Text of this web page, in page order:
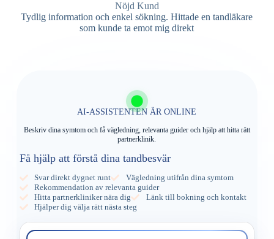
Nöjd Kund
Tydlig information och enkel sökning. Hittade en tandläkare
som kunde ta emot mig direkt
AI-ASSISTENTEN ÄR ONLINE
Beskriv dina symtom och få vägledning, relevanta guider och hjälp att hitta rätt
partnerklinik.
Få hjälp att förstå dina tandbesvär
Svar direkt dygnet runt
Vägledning utifrån dina symtom
Rekommendation av relevanta guider
Hitta partnerkliniker nära dig
Länk till bokning och kontakt
Hjälper dig välja rätt nästa steg